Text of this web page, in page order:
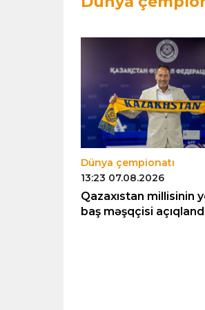
Dünya çempionatı
13:23 07.08.2026
Qazaxıstan millisinin
baş məşqçisi